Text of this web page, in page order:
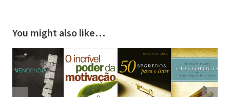
You might also like…